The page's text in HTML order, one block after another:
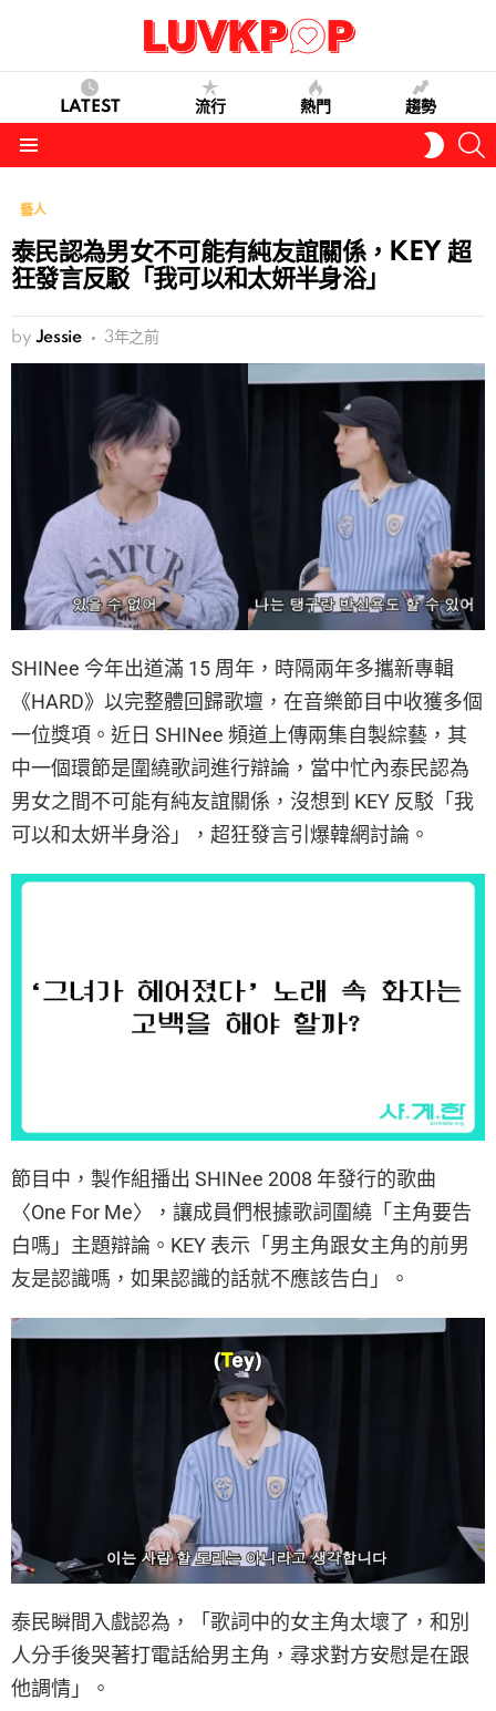
LATEST 流行 熱門 趨勢
SKIN
藝人
泰民認為男女不可能有純友誼關係，KEY 超
狂發言反駁「我可以和太妍半身浴」
by Jessie 3年之前
SHINee 今年出道滿 15 周年，時隔兩年多攜新專輯
《HARD》以完整體回歸歌壇，在音樂節目中收獲多個
一位獎項。近日 SHINee 頻道上傳兩集自製綜藝，其
中一個環節是圍繞歌詞進行辯論，當中忙內泰民認為
男女之間不可能有純友誼關係，沒想到 KEY 反駁「我
可以和太妍半身浴」，超狂發言引爆韓網討論。
節目中，製作組播出 SHINee 2008 年發行的歌曲
〈One For Me〉，讓成員們根據歌詞圍繞「主角要告
白嗎」主題辯論。KEY 表示「男主角跟女主角的前男
友是認識嗎，如果認識的話就不應該告白」。
泰民瞬間入戲認為，「歌詞中的女主角太壞了，和別
人分手後哭著打電話給男主角，尋求對方安慰是在跟
他調情」。